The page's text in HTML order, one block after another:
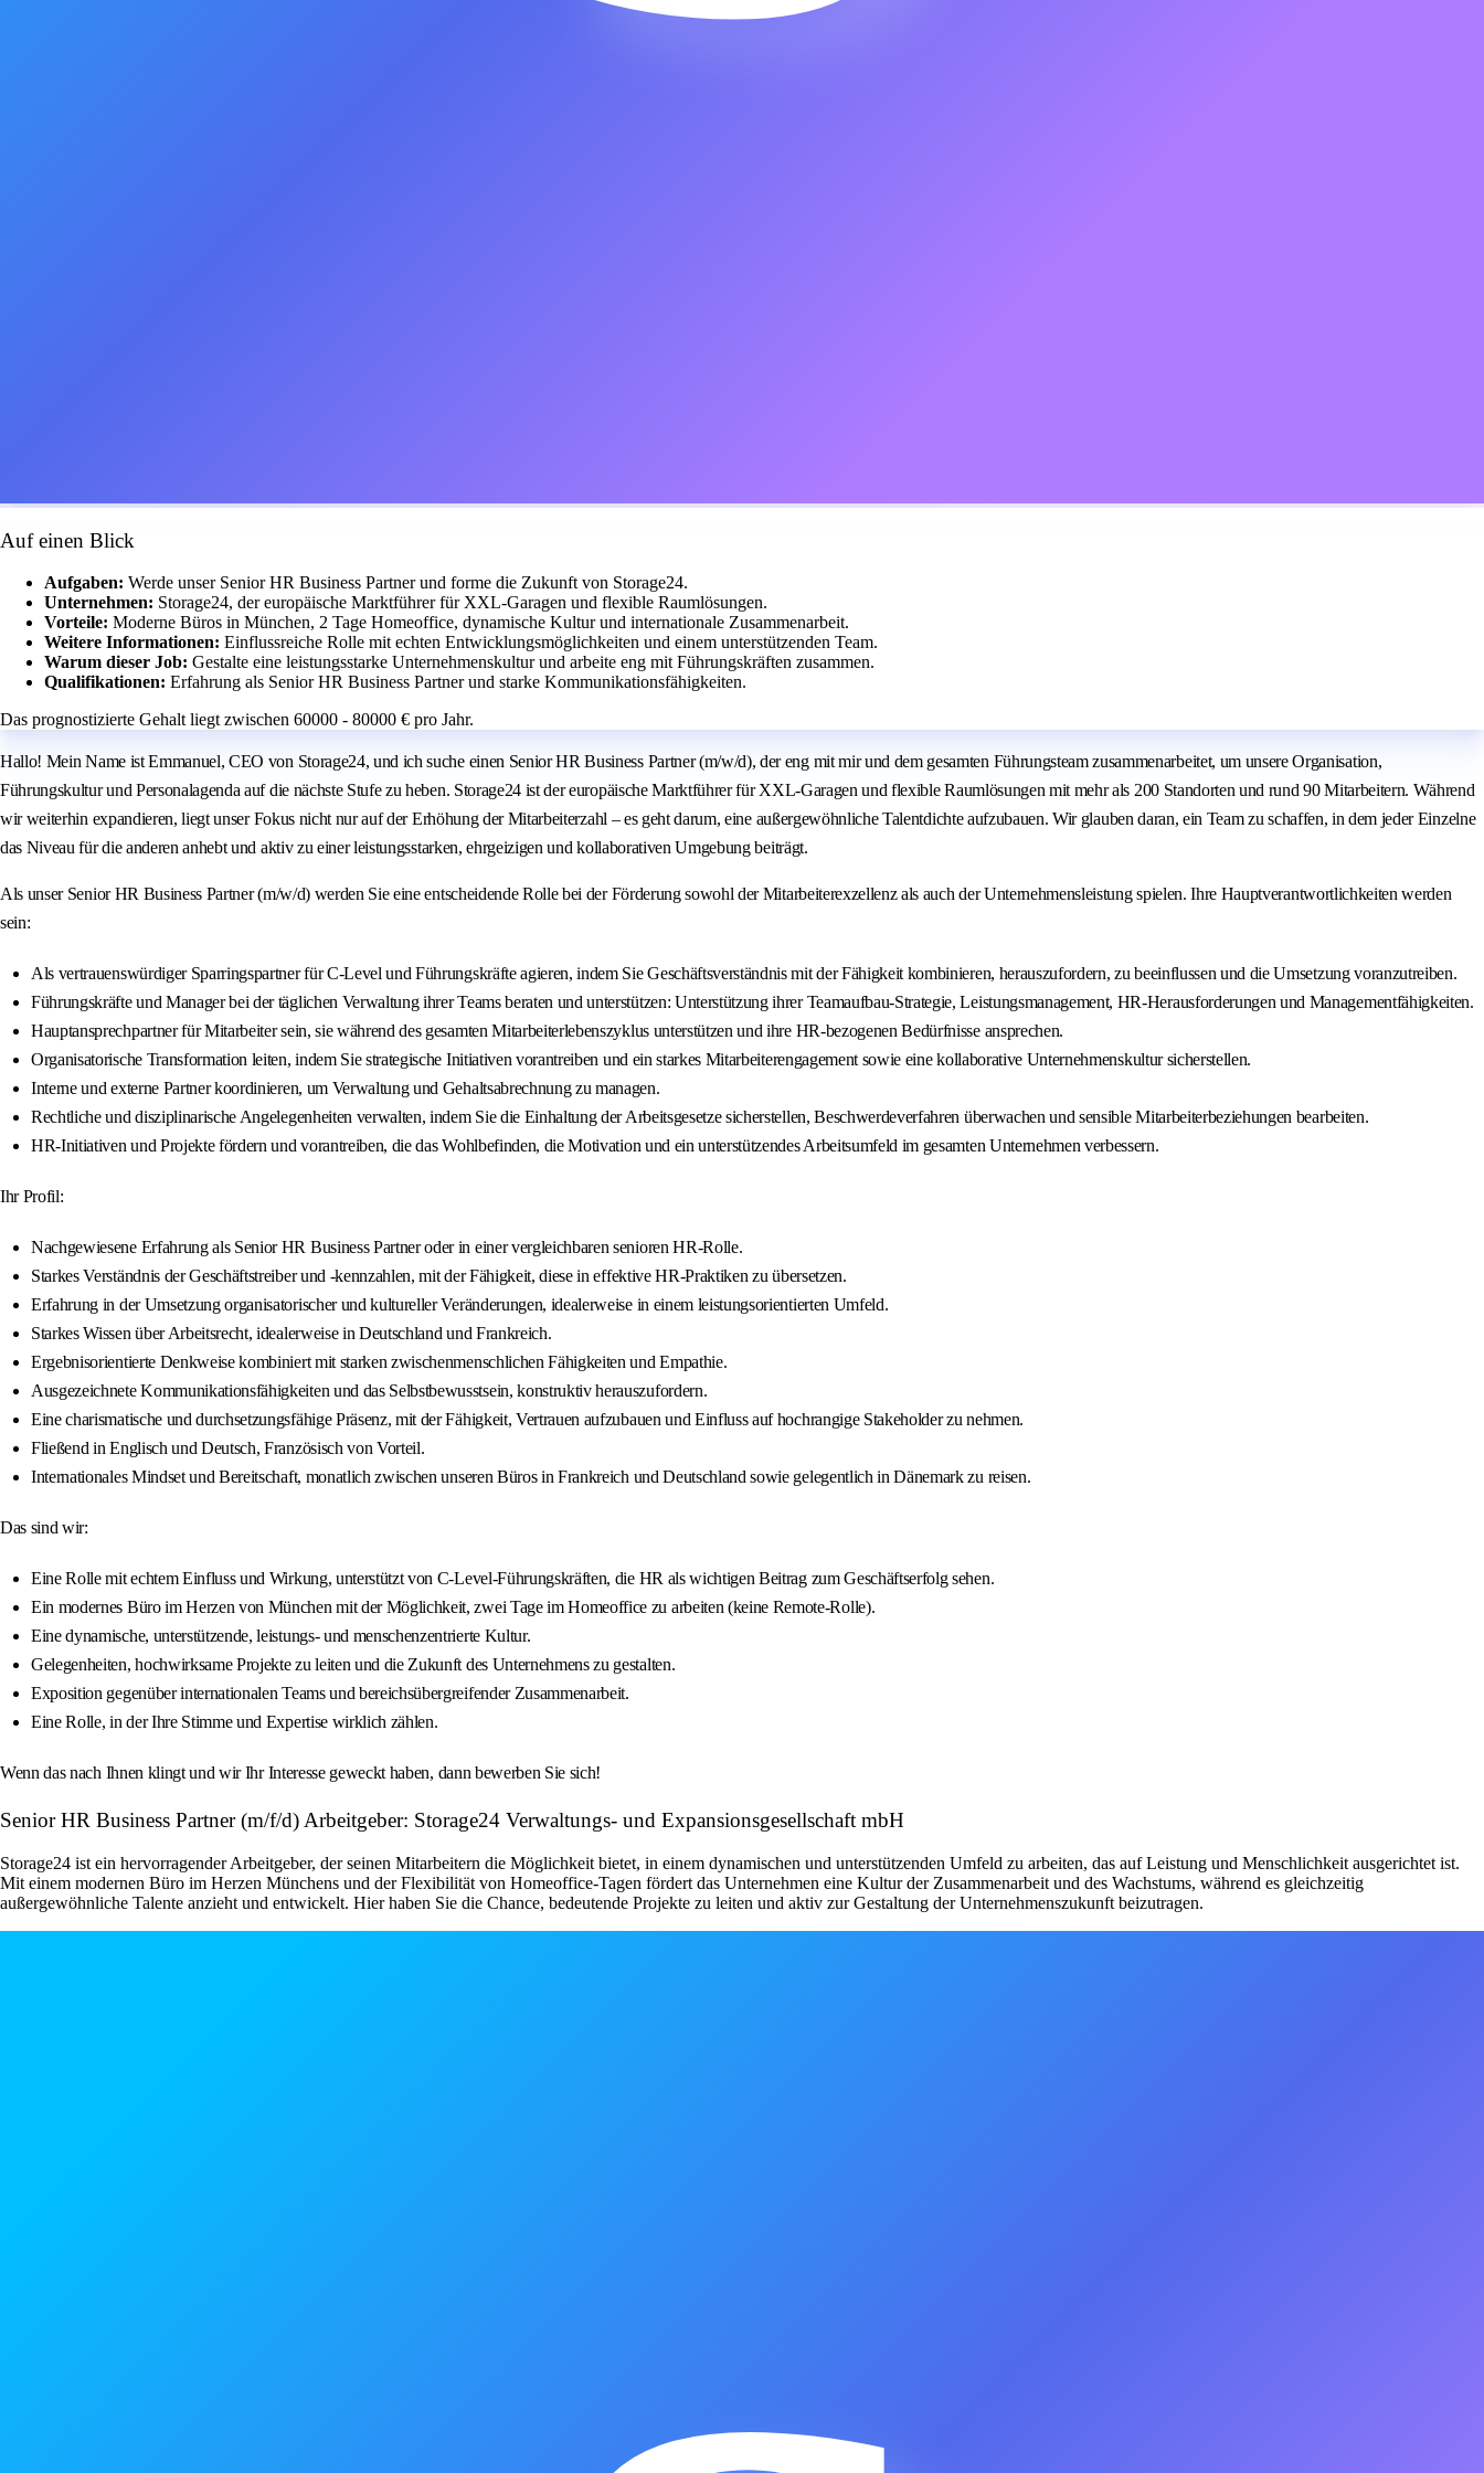
Auf einen Blick
Aufgaben: Werde unser Senior HR Business Partner und forme die Zukunft von Storage24.
Unternehmen: Storage24, der europäische Marktführer für XXL-Garagen und flexible Raumlösungen.
Vorteile: Moderne Büros in München, 2 Tage Homeoffice, dynamische Kultur und internationale Zusammenarbeit.
Weitere Informationen: Einflussreiche Rolle mit echten Entwicklungsmöglichkeiten und einem unterstützenden Team.
Warum dieser Job: Gestalte eine leistungsstarke Unternehmenskultur und arbeite eng mit Führungskräften zusammen.
Qualifikationen: Erfahrung als Senior HR Business Partner und starke Kommunikationsfähigkeiten.
Das prognostizierte Gehalt liegt zwischen 60000 - 80000 € pro Jahr.
Hallo! Mein Name ist Emmanuel, CEO von Storage24, und ich suche einen Senior HR Business Partner (m/w/d), der eng mit mir und dem gesamten Führungsteam zusammenarbeitet, um unsere Organisation,
Führungskultur und Personalagenda auf die nächste Stufe zu heben. Storage24 ist der europäische Marktführer für XXL-Garagen und flexible Raumlösungen mit mehr als 200 Standorten und rund 90 Mitarbeitern. Während
wir weiterhin expandieren, liegt unser Fokus nicht nur auf der Erhöhung der Mitarbeiterzahl – es geht darum, eine außergewöhnliche Talentdichte aufzubauen. Wir glauben daran, ein Team zu schaffen, in dem jeder Einzelne
das Niveau für die anderen anhebt und aktiv zu einer leistungsstarken, ehrgeizigen und kollaborativen Umgebung beiträgt.
Als unser Senior HR Business Partner (m/w/d) werden Sie eine entscheidende Rolle bei der Förderung sowohl der Mitarbeiterexzellenz als auch der Unternehmensleistung spielen. Ihre Hauptverantwortlichkeiten werden
sein:
Als vertrauenswürdiger Sparringspartner für C-Level und Führungskräfte agieren, indem Sie Geschäftsverständnis mit der Fähigkeit kombinieren, herauszufordern, zu beeinflussen und die Umsetzung voranzutreiben.
Führungskräfte und Manager bei der täglichen Verwaltung ihrer Teams beraten und unterstützen: Unterstützung ihrer Teamaufbau-Strategie, Leistungsmanagement, HR-Herausforderungen und Managementfähigkeiten.
Hauptansprechpartner für Mitarbeiter sein, sie während des gesamten Mitarbeiterlebenszyklus unterstützen und ihre HR-bezogenen Bedürfnisse ansprechen.
Organisatorische Transformation leiten, indem Sie strategische Initiativen vorantreiben und ein starkes Mitarbeiterengagement sowie eine kollaborative Unternehmenskultur sicherstellen.
Interne und externe Partner koordinieren, um Verwaltung und Gehaltsabrechnung zu managen.
Rechtliche und disziplinarische Angelegenheiten verwalten, indem Sie die Einhaltung der Arbeitsgesetze sicherstellen, Beschwerdeverfahren überwachen und sensible Mitarbeiterbeziehungen bearbeiten.
HR-Initiativen und Projekte fördern und vorantreiben, die das Wohlbefinden, die Motivation und ein unterstützendes Arbeitsumfeld im gesamten Unternehmen verbessern.
Ihr Profil:
Nachgewiesene Erfahrung als Senior HR Business Partner oder in einer vergleichbaren senioren HR-Rolle.
Starkes Verständnis der Geschäftstreiber und -kennzahlen, mit der Fähigkeit, diese in effektive HR-Praktiken zu übersetzen.
Erfahrung in der Umsetzung organisatorischer und kultureller Veränderungen, idealerweise in einem leistungsorientierten Umfeld.
Starkes Wissen über Arbeitsrecht, idealerweise in Deutschland und Frankreich.
Ergebnisorientierte Denkweise kombiniert mit starken zwischenmenschlichen Fähigkeiten und Empathie.
Ausgezeichnete Kommunikationsfähigkeiten und das Selbstbewusstsein, konstruktiv herauszufordern.
Eine charismatische und durchsetzungsfähige Präsenz, mit der Fähigkeit, Vertrauen aufzubauen und Einfluss auf hochrangige Stakeholder zu nehmen.
Fließend in Englisch und Deutsch, Französisch von Vorteil.
Internationales Mindset und Bereitschaft, monatlich zwischen unseren Büros in Frankreich und Deutschland sowie gelegentlich in Dänemark zu reisen.
Das sind wir:
Eine Rolle mit echtem Einfluss und Wirkung, unterstützt von C-Level-Führungskräften, die HR als wichtigen Beitrag zum Geschäftserfolg sehen.
Ein modernes Büro im Herzen von München mit der Möglichkeit, zwei Tage im Homeoffice zu arbeiten (keine Remote-Rolle).
Eine dynamische, unterstützende, leistungs- und menschenzentrierte Kultur.
Gelegenheiten, hochwirksame Projekte zu leiten und die Zukunft des Unternehmens zu gestalten.
Exposition gegenüber internationalen Teams und bereichsübergreifender Zusammenarbeit.
Eine Rolle, in der Ihre Stimme und Expertise wirklich zählen.
Wenn das nach Ihnen klingt und wir Ihr Interesse geweckt haben, dann bewerben Sie sich!
Senior HR Business Partner (m/f/d) Arbeitgeber: Storage24 Verwaltungs- und Expansionsgesellschaft mbH
Storage24 ist ein hervorragender Arbeitgeber, der seinen Mitarbeitern die Möglichkeit bietet, in einem dynamischen und unterstützenden Umfeld zu arbeiten, das auf Leistung und Menschlichkeit ausgerichtet ist.
Mit einem modernen Büro im Herzen Münchens und der Flexibilität von Homeoffice-Tagen fördert das Unternehmen eine Kultur der Zusammenarbeit und des Wachstums, während es gleichzeitig
außergewöhnliche Talente anzieht und entwickelt. Hier haben Sie die Chance, bedeutende Projekte zu leiten und aktiv zur Gestaltung der Unternehmenszukunft beizutragen.